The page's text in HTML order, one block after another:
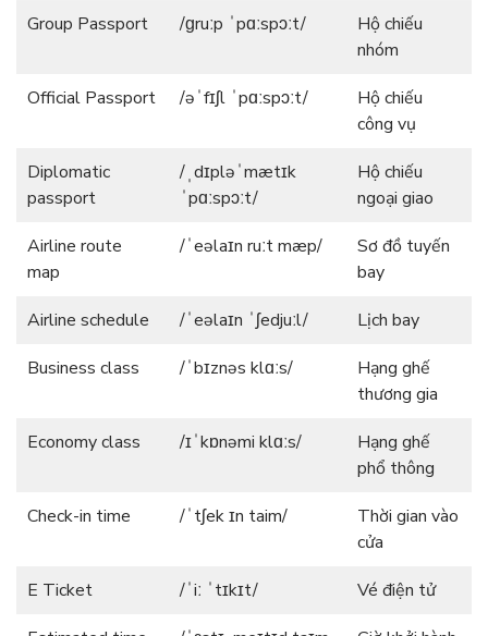
Group Passport
/ɡruːp ˈpɑːspɔːt/
Hộ chiếu
nhóm
Official Passport
/əˈfɪʃl ˈpɑːspɔːt/
Hộ chiếu
công vụ
Diplomatic
passport
/ˌdɪpləˈmætɪk
ˈpɑːspɔːt/
Hộ chiếu
ngoại giao
Airline route
map
/ˈeəlaɪn ruːt mæp/
Sơ đồ tuyến
bay
Airline schedule
/ˈeəlaɪn ˈʃedjuːl/
Lịch bay
Business class
/ˈbɪznəs klɑːs/
Hạng ghế
thương gia
Economy class
/ɪˈkɒnəmi klɑːs/
Hạng ghế
phổ thông
Check-in time
/ˈtʃek ɪn taim/
Thời gian vào
cửa
E Ticket
/ˈiː ˈtɪkɪt/
Vé điện tử